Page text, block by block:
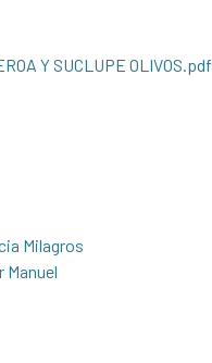
Y SUCLUPE OLIVOS.pdf
Milagros
Manuel